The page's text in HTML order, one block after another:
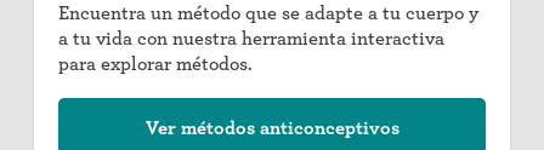
Encuentra un método que se adapte a tu cuerpo y
a tu vida con nuestra herramienta interactiva
para explorar métodos.
Ver métodos anticonceptivos